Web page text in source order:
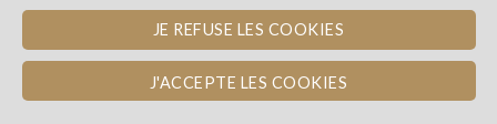
JE REFUSE LES COOKIES
J'ACCEPTE LES COOKIES
THE FIRST CROWDFUNDING PLATFORM
WITH EXPERTISE IN WINE